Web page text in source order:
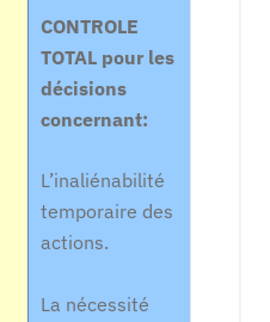
CONTROLE
TOTAL pour les
décisions
concernant:
L’inaliénabilité
temporaire des
actions.
La nécessité